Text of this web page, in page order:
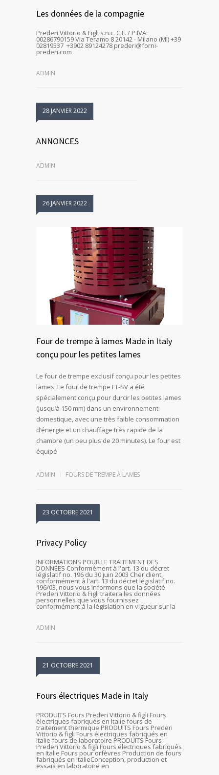
Les données de la compagnie
Prederi Vittorio & Figli s.n.c. C.F. / P.IVA:
00286790159 Via Teramo 8 20142 - Milano (MI) +39
02819537 +3902 89124278 prederi@forni-
prederi.com
ADMIN
28 JANVIER 2022
ANNONCES
ADMIN
26 JANVIER 2022
Four de trempe à lames Made in Italy
conçu pour les petites lames
Le four de trempe exclusif conçu pour les petites
lames. Le four de trempe FT-SV a été
spécialement conçu pour durcir les petites lames
(jusqu’à 150 mm) dans un environnement
domestique, avec une très faible consommation
d’énergie et un chauffage très rapide de la
chambre (un peu plus de 20 minutes). Le four est
équipé
ADMIN FOURS DE TREMPE À LAMES
23 OCTOBRE 2021
Privacy Policy
INFORMATIONS POUR LE TRAITEMENT DES
DONNÉES Conformément à l'art. 13 du décret
législatif no. 196 du 30 juin 2003 Cher client,
conformément à l'art. 13 du décret législatif no.
196/03, nous vous informons que la société
Prederi Vittorio & Figli traitera les données
personnelles que vous fournissez
conformément à la législation en vigueur sur la
ADMIN
21 OCTOBRE 2021
Fours électriques Made in Italy
PRODUITS Fours Prederi Vittorio & figli Fours
électriques fabriqués en Italie fours de
traitement thermique PRODUITS Fours Prederi
Vittorio & figli Fours électriques fabriqués en
Italie fours de laboratoire PRODUITS Fours
Prederi Vittorio & figli Fours électriques fabriqués
en Italie Fours pour orfèvres Production de fours
fabriqués en ItalieConception, production et
essais en laboratoire en